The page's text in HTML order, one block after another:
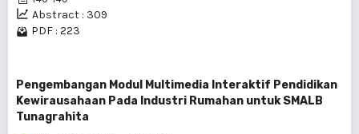
Abstract : 309
PDF : 223
Pengembangan Modul Multimedia Interaktif Pendidikan
Kewirausahaan Pada Industri Rumahan untuk SMALB
Tunagrahita